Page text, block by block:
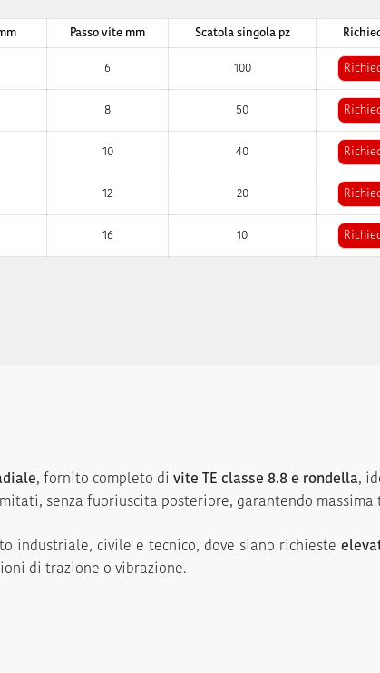
Passo vite mm Scatola singola pz
6 100
8 50
10 40
12 20
16 10
, fornito completo di vite TE classe 8.8 e rondella,
senza fuoriuscita posteriore, garantendo
industriale, civile e tecnico, dove siano richieste
di trazione o vibrazione.